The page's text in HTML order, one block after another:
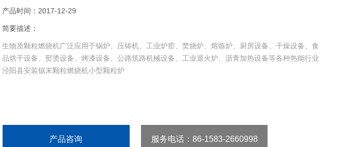
产品时间：2017-12-29
简要描述：
生物质颗粒燃烧机广泛应用于锅炉、压铸机、工业炉窑、焚烧炉、熔炼炉、厨房设备、干燥设备、食
品烘干设备、熨烫设备、烤漆设备、公路筑路机械设备、工业退火炉、沥青加热设备等各种热能行业
泾阳县安装锯末颗粒燃烧机小型颗粒炉
产品咨询 服务电话：86-1583-2660998